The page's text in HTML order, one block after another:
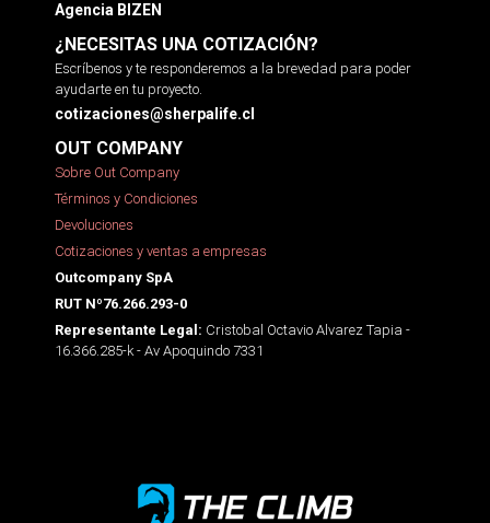
Agencia BIZEN
¿NECESITAS UNA COTIZACIÓN?
Escríbenos y te responderemos a la brevedad para poder
ayudarte en tu proyecto.
cotizaciones@sherpalife.cl
OUT COMPANY
Sobre Out Company
Términos y Condiciones
Devoluciones
Cotizaciones y ventas a empresas
Outcompany SpA
RUT Nº76.266.293-0
Representante Legal: Cristobal Octavio Alvarez Tapia -
16.366.285-k - Av Apoquindo 7331